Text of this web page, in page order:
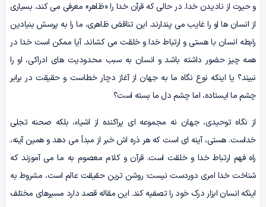
و حیرت از نادیدن خدا. در حالی که قرآن خدا را «ظاهر» معرفی می کند، بسیاری
از انسان ها او را غایب می پندارند. این تناقض ظاهری، ما را به پرسش بنیادین
رابطه انسان با هستی و ارتباط خدا و خلقت می کشاند. آیا ممکن است خدا در
همه چیز حضور داشته باشد و انسان به سبب محدودیت های ادراکی، او را
نبیند؟ یا اینکه نوع نگاه ما به جهان از آغاز دچار خطاست و حقیقت در برابر
چشم ما ایستاده، اما چشم دل ما بسته است؟
از نگاه توحیدی، جهان نه مجموعه ای پراکنده از اشیاء، بلکه صحنه تجلی
خداست. هستی، آینه ای است که هر ذره اش خبر از مبدأ می دهد و همین آینه،
راه فهم ارتباط خدا و خلقت است. قرآن و کلام معصوم به ما می آموزند که
شناخت خدا امری دوردست نیست؛ روشن ترین حقیقت عالم است، مشروط به
اینکه انسان ابزار درک خود را تصفیه کند. این مقاله قصد دارد مسیرهای مختلف